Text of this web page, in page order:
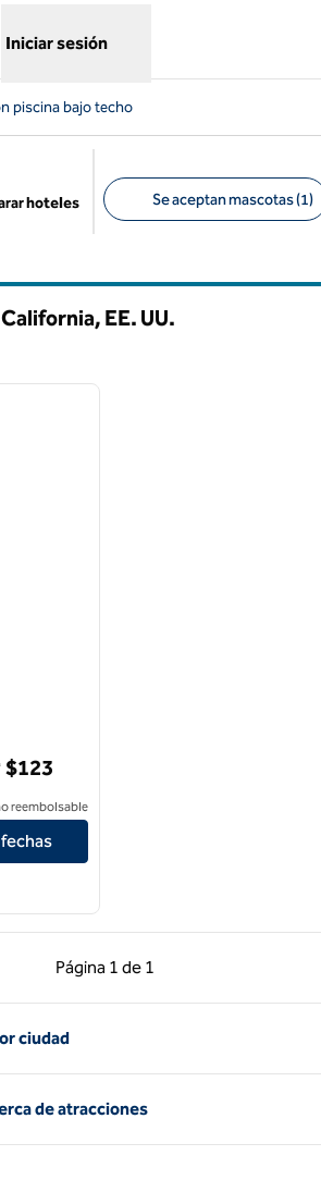
Iniciar sesión
piscina bajo techo
hoteles Se aceptan mascotas (1)
EE. UU.
siguiente imagen
$123
reembolsable
Página 1 de 1
Página anterior, 1 de 1
Página 1 de 1
ciudad
de atracciones